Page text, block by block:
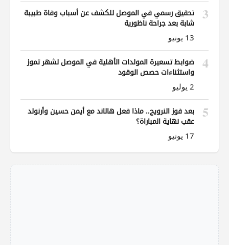
3
تحقيق رسمي في الموصل للكشف عن أسباب وفاة طبيبة
شابة بعد جراحة ناظورية
13 يونيو
4
ضوابط تسعيرة المولدات الأهلية في الموصل لشهر تموز
واستثناءات حصص الوقود
2 يوليو
5
بعد فوز النرويج.. ماذا فعل هالاند مع أيمن حسين وأرنولد
عقب نهاية المباراة؟
17 يونيو